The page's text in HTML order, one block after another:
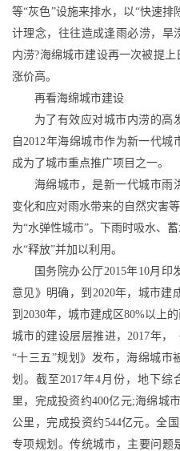
等“灰色”设施来排水，以“快速排
计理念，往往造成逢雨必涝，旱
内涝?海绵城市建设再一次被提
涨价高。
再看海绵城市建设
为了有效应对城市内涝的高
自2012年海绵城市作为新一代城
成为了城市重点推广项目之一。
海绵城市，是新一代城市雨
变化和应对雨水带来的自然灾害
为“水弹性城市”。下雨时吸水、
水“释放”并加以利用。
国务院办公厅2015年10月印
意见》明确，到 2020年，城市建
到 2030年，城市建成区80%以上
城市的建设层层推进，2017年，
“十三五”规划》发布，海绵城市
划。截至2017年4月份，地下综
里，完成投资约400亿元;海绵城
公里，完成投资约544亿元。全
专项规划。传统城市，主要问题